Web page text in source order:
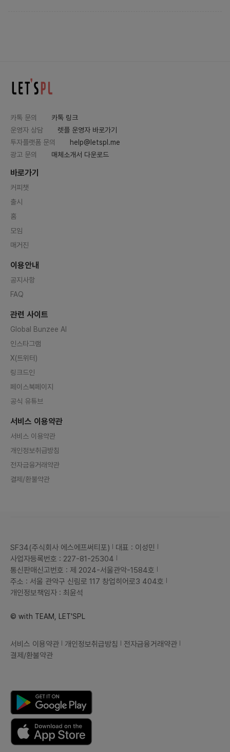
카톡 문의
카톡 링크
운영자 상담
렛플 운영자 바로가기
투자플랫폼 문의
help@letspl.me
광고 문의
매체소개서 다운로드
바로가기
커피챗
출시
홈
모임
매거진
이용안내
공지사항
FAQ
관련 사이트
Global Bunzee AI
인스타그램
X(트위터)
링크드인
페이스북페이지
공식 유튜브
서비스 이용약관
서비스 이용약관
개인정보취급방침
전자금융거래약관
결제/환불약관
SF34(주식회사 에스에프써티포)
대표 : 이성민
사업자등록번호 : 227-81-25304
통신판매신고번호 : 제 2024-서울관악-1584호
주소 : 서울 관악구 신림로 117 창업히어로3 404호
개인정보책임자 : 최윤석
© with TEAM, LET'SPL
서비스 이용약관 개인정보취급방침
전자금융거래약관
결제/환불약관